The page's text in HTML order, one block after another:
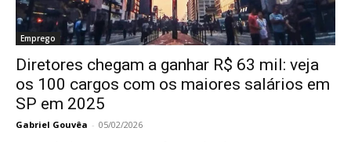
Emprego
Diretores chegam a ganhar R$ 63 mil: veja
os 100 cargos com os maiores salários em
SP em 2025
Gabriel Gouvêa - 05/02/2026